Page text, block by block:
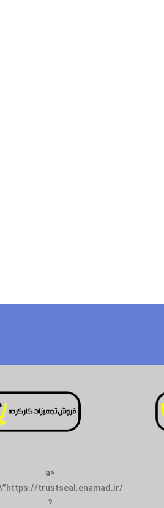
<a
trustseal.enamad.ir/
?